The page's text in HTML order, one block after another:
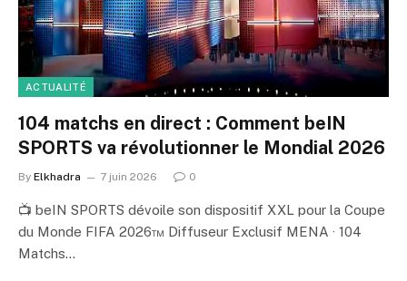
ACTUALITÉ
104 matchs en direct : Comment beIN
SPORTS va révolutionner le Mondial 2026
By Elkhadra 7 juin 2026 0
📺 beIN SPORTS dévoile son dispositif XXL pour la Coupe
du Monde FIFA 2026™ Diffuseur Exclusif MENA · 104
Matchs…